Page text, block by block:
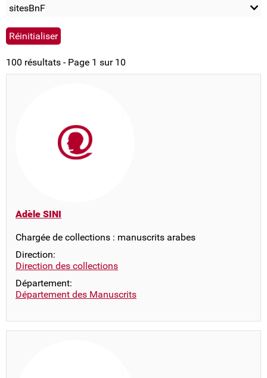
sitesBnF
100 résultats - Page 1 sur 10
Adèle SINI
Chargée de collections : manuscrits arabes
Direction:
Direction des collections
Département:
Département des Manuscrits